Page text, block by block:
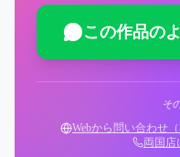
この作品の
そ
Webから問い合わせ（
両国店